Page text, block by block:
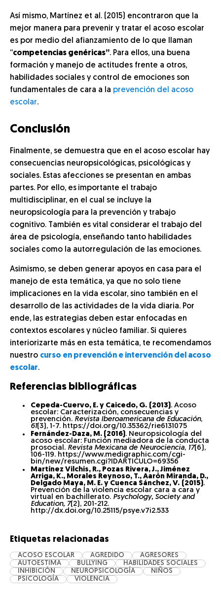
Así mismo, Martínez et al. (2015) encontraron que la
mejor manera para prevenir y tratar el acoso escolar
es por medio del afianzamiento de lo que llaman
“competencias genéricas”. Para ellos, una buena
formación y manejo de actitudes frente a otros,
habilidades sociales y control de emociones son
fundamentales de cara a la prevención del acoso
escolar.
Conclusión
Finalmente, se demuestra que en el acoso escolar hay
consecuencias neuropsicológicas, psicológicas y
sociales. Estas afecciones se presentan en ambas
partes. Por ello, es importante el trabajo
multidisciplinar, en el cual se incluye la
neuropsicología para la prevención y trabajo
cognitivo. También es vital considerar el trabajo del
área de psicología, enseñando tanto habilidades
sociales como la autorregulación de las emociones.
Asimismo, se deben generar apoyos en casa para el
manejo de esta temática, ya que no solo tiene
implicaciones en la vida escolar, sino también en el
desarrollo de las actividades de la vida diaria. Por
ende, las estrategias deben estar enfocadas en
contextos escolares y núcleo familiar. Si quieres
interiorizarte más en esta temática, te recomendamos
nuestro curso en prevención e intervención del acoso
escolar.
Referencias bibliográficas
Cepeda-Cuervo, E. y Caicedo, G. (2013). Acoso
escolar: Caracterización, consecuencias y
prevención. Revista Iberoamericana de Educación,
61(3), 1-7. https://doi.org/10.35362/rie6131075
Fernández-Daza, M. (2016). Neuropsicología del
acoso escolar: Función mediadora de la conducta
prosocial. Revista Mexicana de Neurociencia, 17(6),
106-119. https://www.medigraphic.com/cgi-
bin/new/resumen.cgi?IDARTICULO=69356
Martínez Vilchis, R., Pozas Rivera, J., Jiménez
Arriga, K., Morales Reynoso, T., Aarón Miranda, D.,
Delgado Maya, M. E. y Cuenca Sánchez, V. (2015).
Prevención de la violencia escolar cara a cara y
virtual en bachillerato. Psychology, Society and
Education, 7(2), 201-212.
http://dx.doi.org/10.25115/psye.v7i2.533
Etiquetas relacionadas
ACOSO ESCOLAR AGREDIDO
AGRESORES
AUTOESTIMA
BULLYING
HABILIDADES SOCIALES
INHIBICIÓN
NEUROPSICOLOGÍA
NIÑOS
PSICOLOGÍA
VIOLENCIA